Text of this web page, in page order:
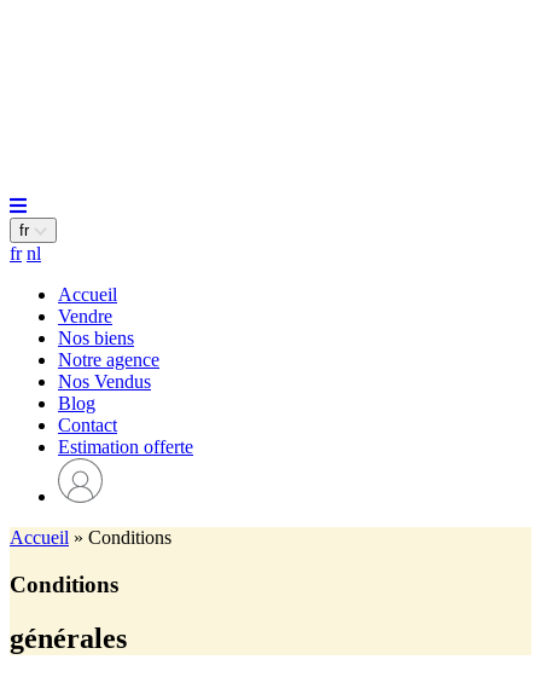
fr
fr nl
Accueil
Vendre
Nos biens
Notre agence
Nos Vendus
Blog
Contact
Estimation offerte
Accueil » Conditions
Conditions
générales